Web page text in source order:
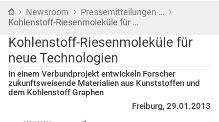
Startseite
› Newsroom › Pressemitteilungen … ›
Kohlenstoff-Riesenmoleküle für …
Kohlenstoff-Riesenmoleküle für
neue Technologien
In einem Verbundprojekt entwickeln Forscher
zukunftsweisende Materialien aus Kunststoffen und
dem Kohlenstoff Graphen
Freiburg, 29.01.2013